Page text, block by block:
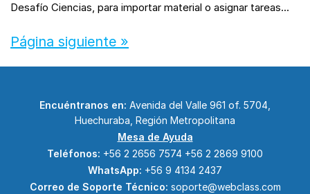
Desafío Ciencias, para importar material o asignar tareas...
Página siguiente »
Encuéntranos en: Avenida del Valle 961 of. 5704,
Huechuraba, Región Metropolitana
Mesa de Ayuda
Teléfonos: +56 2 2656 7574 +56 2 2869 9100
WhatsApp: +56 9 4134 2437
Correo de Soporte Técnico: soporte@webclass.com